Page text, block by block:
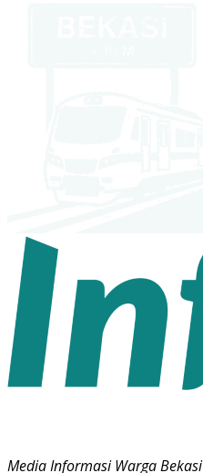
Media Informasi Warga Bekasi